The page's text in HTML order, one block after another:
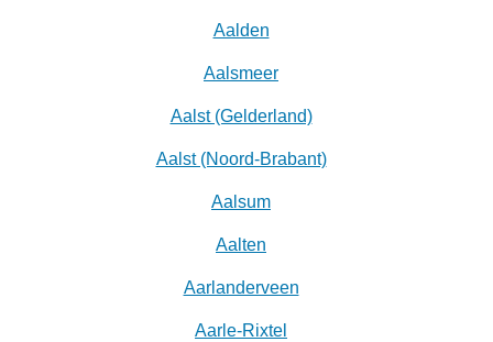
Aalden
Aalsmeer
Aalst (Gelderland)
Aalst (Noord-Brabant)
Aalsum
Aalten
Aarlanderveen
Aarle-Rixtel